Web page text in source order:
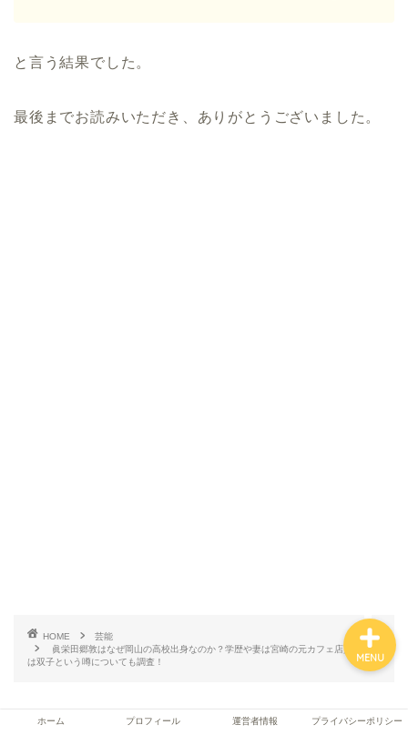
と言う結果でした。
最後までお読みいただき、ありがとうございました。
HOME
芸能
眞栄田郷敦はなぜ岡山の高校出身なのか？学歴や妻は宮崎の元カフェ店員で子供
は双子という噂についても調査！
RELATED POST
ホーム プロフィール 運営者情報 プライバシーポリシー
MENU